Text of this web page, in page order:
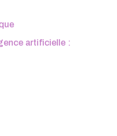
artificielle :